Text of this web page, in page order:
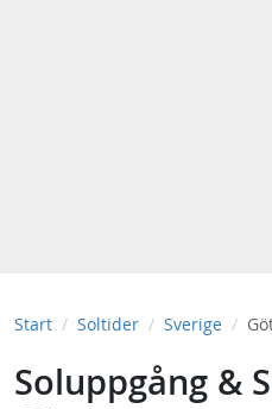
Start Soltider Sverige
Soluppgång &